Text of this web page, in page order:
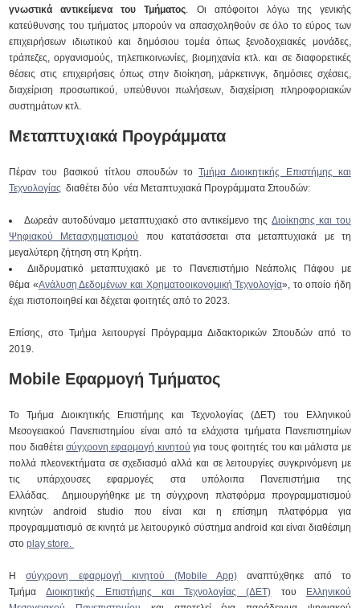
γνωστικά αντικείμενα του Τμήματος. Οι απόφοιτοι λόγω της γενικής
κατεύθυνσης του τμήματος μπορούν να απασχοληθούν σε όλο το εύρος των
επιχειρήσεων ιδιωτικού και δημόσιου τομέα όπως ξενοδοχειακές μονάδες,
τράπεζες, οργανισμούς, τηλεπικοινωνίες, βιομηχανία κτλ. και σε διαφορετικές
θέσεις στις επιχειρήσεις όπως στην διοίκηση, μάρκετινγκ, δημόσιες σχέσεις,
διαχείριση προσωπικού, υπεύθυνοι πωλήσεων, διαχείριση πληροφοριακών
συστημάτων κτλ.
Μεταπτυχιακά Προγράμματα
Πέραν του βασικού τίτλου σπουδών τοΤμήμα Διοικητικής Επιστήμης και
Τεχνολογίας διαθέτει δύο νέα Μεταπτυχιακά Προγράμματα Σπουδών:
Δωρεάν αυτοδύναμο μεταπτυχιακό στο αντικείμενο τηςΔιοίκησης και του
Ψηφιακού Μετασχηματισμού
που κατατάσσεται στα μεταπτυχιακά με τη
μεγαλύτερη ζήτηση στη Κρήτη.
Διιδρυματικό μεταπτυχιακό με το Πανεπιστήμιο Νεάπολις Πάφου με
θέμα «Ανάλυση Δεδομένων και Χρηματοοικονομική Τεχνολογία», το οποίο ήδη
έχει πιστοποιηθεί και δέχεται φοιτητές από το 2023.
Επίσης, στο Τμήμα λειτουργεί Πρόγραμμα Διδακτορικών Σπουδών από το
2019.
Mobile Εφαρμογή Τμήματος
Το Τμήμα Διοικητικής Επιστήμης και Τεχνολογίας (ΔΕΤ) του Ελληνικού
Μεσογειακού Πανεπιστημίου είναι από τα ελάχιστα τμήματα Πανεπιστημίων
που διαθέτεισύγχρονη εφαρμογή κινητού για τους φοιτητές του και μάλιστα με
πολλά πλεονεκτήματα σε σχεδιασμό αλλά και σε λειτουργίες συγκρινόμενη με
τις υπάρχουσες εφαρμογές στα υπόλοιπα Πανεπιστήμια της
Ελλάδας. Δημιουργήθηκε με τη σύγχρονη πλατφόρμα προγραμματισμού
κινητών android studio που είναι και η επίσημη πλατφόρμα για
προγραμματισμό σε κινητά με λειτουργικό σύστημα android και είναι διαθέσιμη
στοplay store.
Ησύγχρονη εφαρμογή κινητού (Mobile App) αναπτύχθηκε από το
ΤμήμαΔιοικητικής Επιστήμης και Τεχνολογίας (ΔΕΤ) του
Ελληνικού